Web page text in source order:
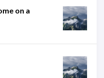
on a